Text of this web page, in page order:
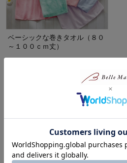
ベーシックな巻きタオル（８０
～１００ｃｍ丈）
¥1,320～¥1,650
1
関連キーワードから探す
ティーンズ ガールズ 服 165 ティ